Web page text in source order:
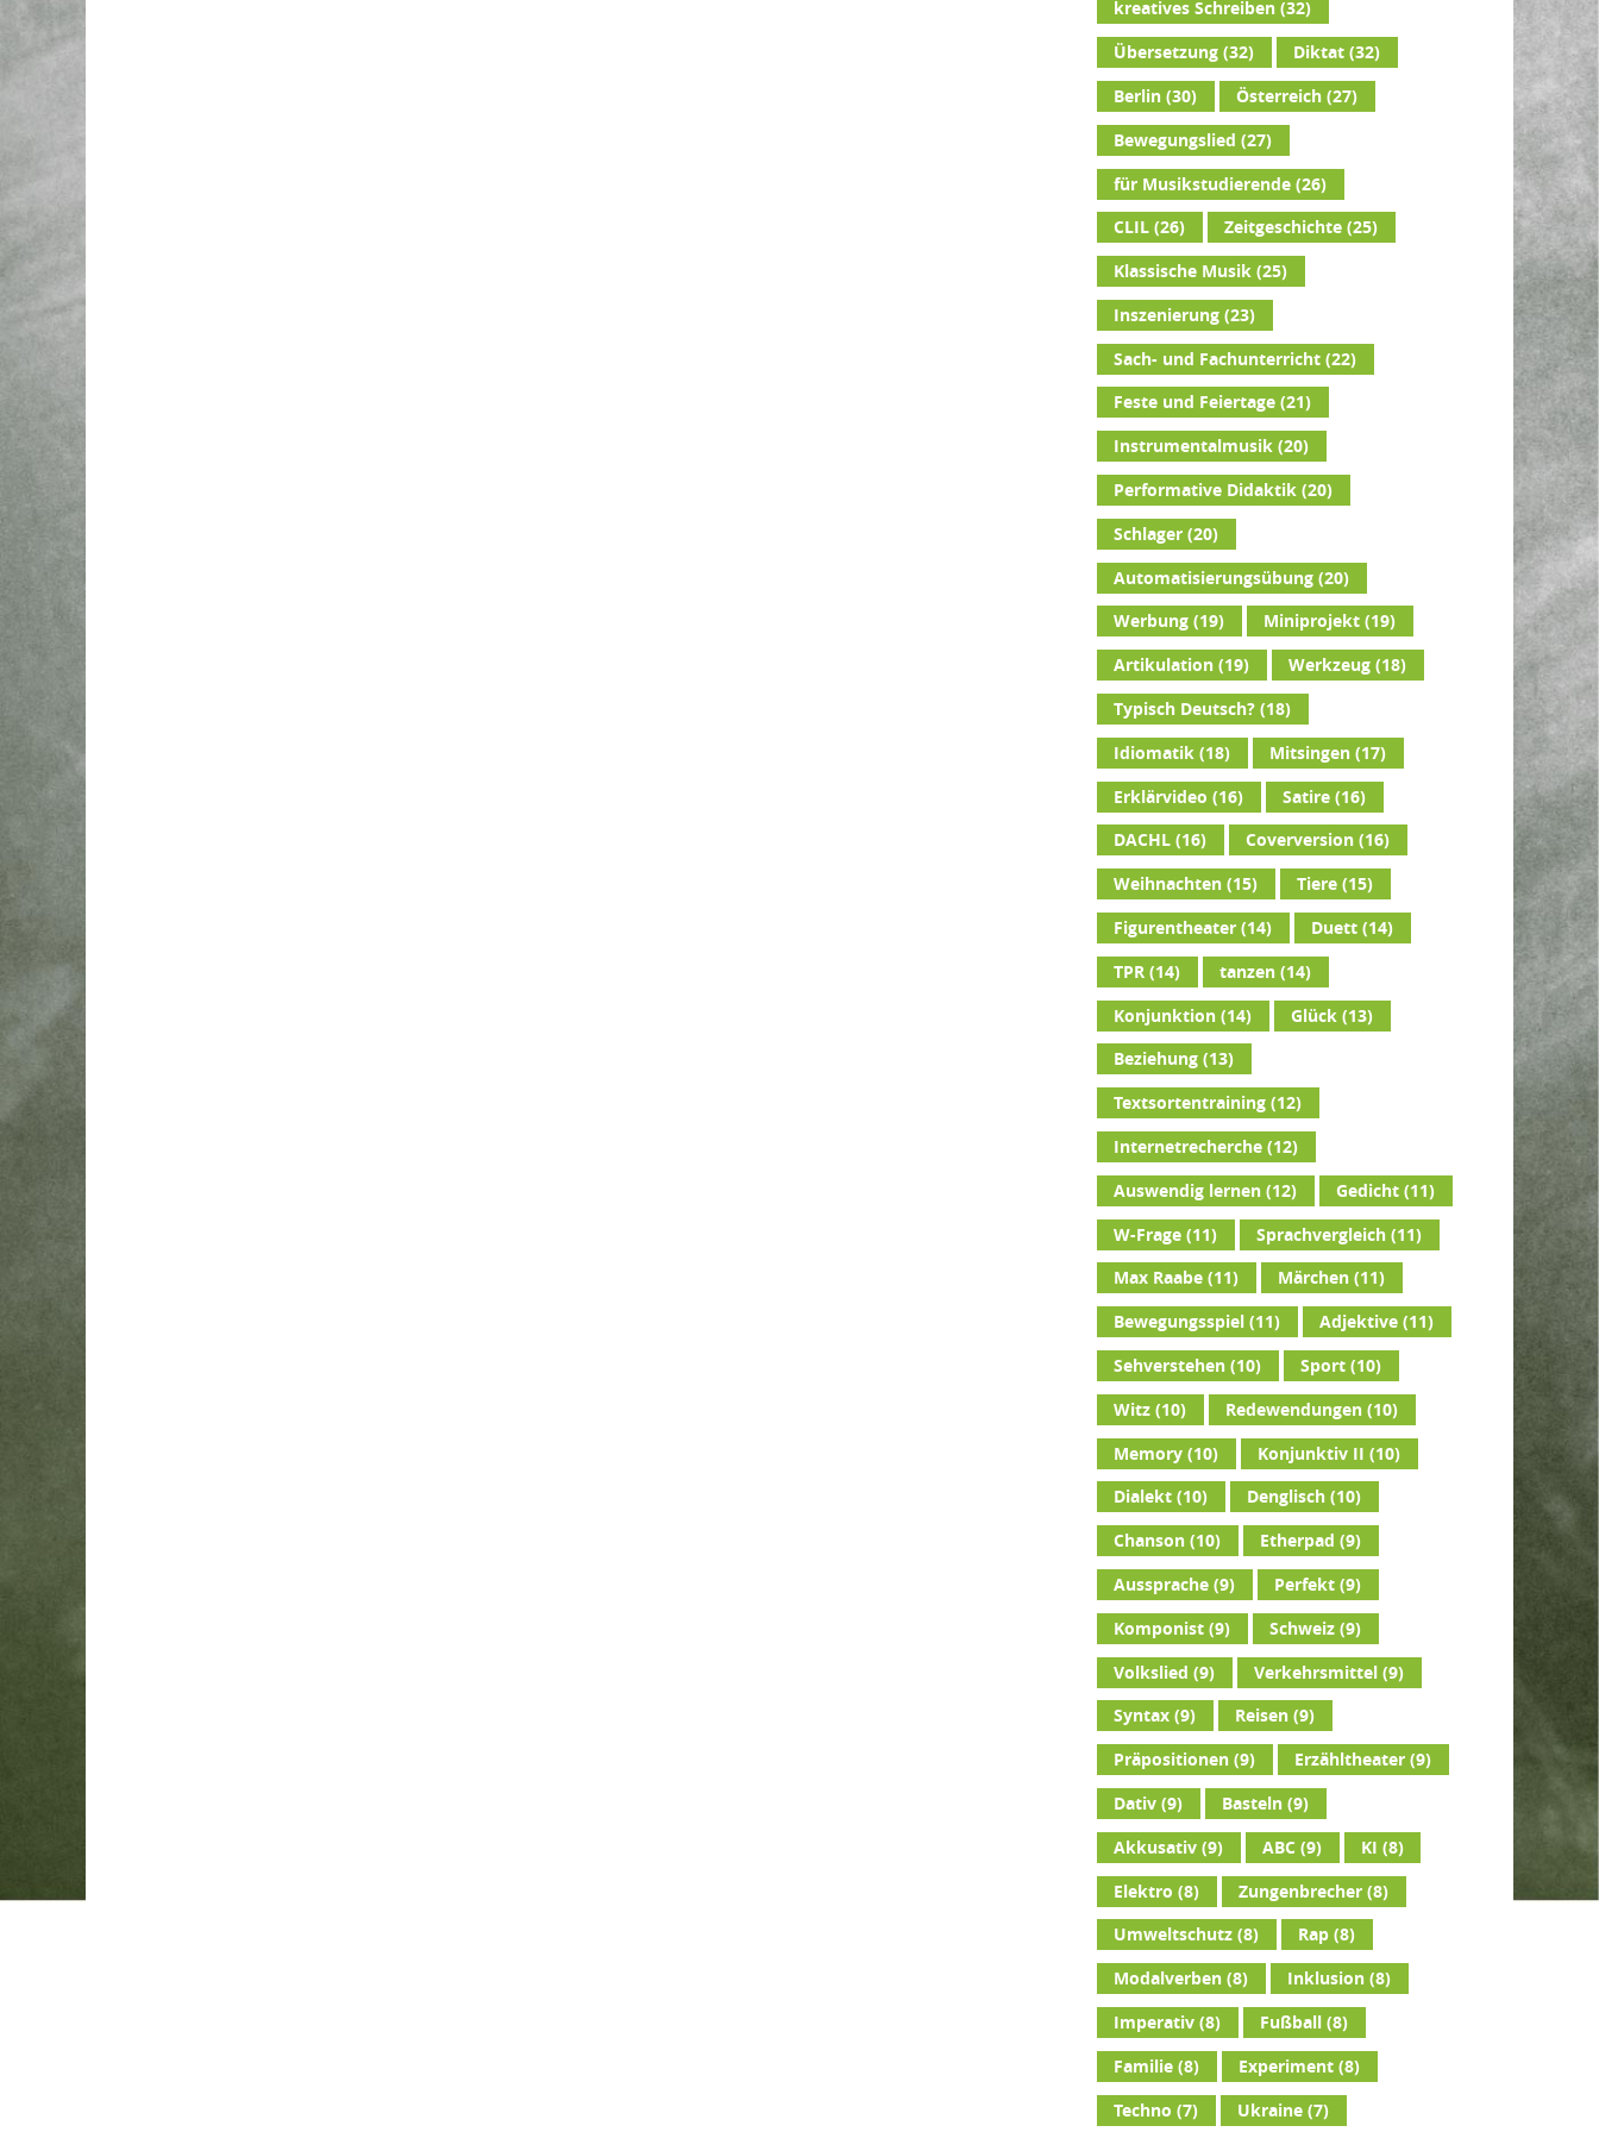
kreatives Schreiben (32)
Übersetzung (32) Diktat (32)
Berlin (30) Österreich (27)
Bewegungslied (27)
für Musikstudierende (26)
CLIL (26) Zeitgeschichte (25)
Klassische Musik (25)
Inszenierung (23)
Sach- und Fachunterricht (22)
Feste und Feiertage (21)
Instrumentalmusik (20)
Performative Didaktik (20)
Schlager (20)
Automatisierungsübung (20)
Werbung (19) Miniprojekt (19)
Artikulation (19) Werkzeug (18)
Typisch Deutsch? (18)
Idiomatik (18) Mitsingen (17)
Erklärvideo (16) Satire (16)
DACHL (16) Coverversion (16)
Weihnachten (15) Tiere (15)
Figurentheater (14) Duett (14)
TPR (14) tanzen (14)
Konjunktion (14) Glück (13)
Beziehung (13)
Textsortentraining (12)
Internetrecherche (12)
Auswendig lernen (12) Gedicht (11)
W-Frage (11) Sprachvergleich (11)
Max Raabe (11) Märchen (11)
Bewegungsspiel (11) Adjektive (11)
Sehverstehen (10) Sport (10)
Witz (10) Redewendungen (10)
Memory (10) Konjunktiv II (10)
Dialekt (10) Denglisch (10)
Chanson (10) Etherpad (9)
Aussprache (9) Perfekt (9)
Komponist (9) Schweiz (9)
Volkslied (9) Verkehrsmittel (9)
Syntax (9) Reisen (9)
Präpositionen (9) Erzähltheater (9)
Dativ (9) Basteln (9)
Akkusativ (9) ABC (9) KI (8)
Elektro (8) Zungenbrecher (8)
Umweltschutz (8) Rap (8)
Modalverben (8) Inklusion (8)
Imperativ (8) Fußball (8)
Familie (8) Experiment (8)
Techno (7) Ukraine (7)